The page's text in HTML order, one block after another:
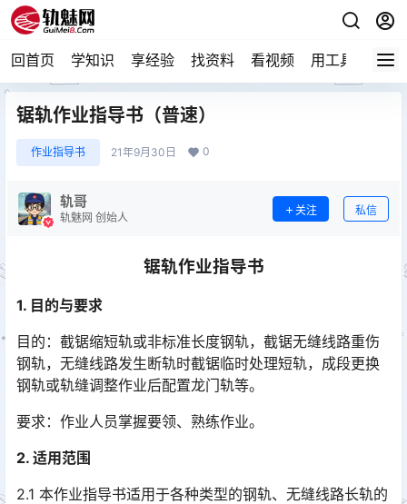
回首页 学知识 享经验 找资料 看视频 用工具 论技
锯轨作业指导书（普速）
作业指导书 21年9月30日 0
轨哥
轨魅网 创始人
关注 私信
锯轨作业指导书
1. 目的与要求
目的：截锯缩短轨或非标准长度钢轨，截锯无缝线路重伤
钢轨，无缝线路发生断轨时截锯临时处理短轨，成段更换
钢轨或轨缝调整作业后配置龙门轨等。
要求：作业人员掌握要领、熟练作业。
2. 适用范围
2.1 本作业指导书适用于各种类型的钢轨、无缝线路长轨的